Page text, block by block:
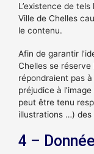
L’existence de
Ville de Chelles
le contenu.
Afin de garantir
Chelles se réserve
répondraient pas
préjudice à
peut être tenu
illustrations …) des
4 –